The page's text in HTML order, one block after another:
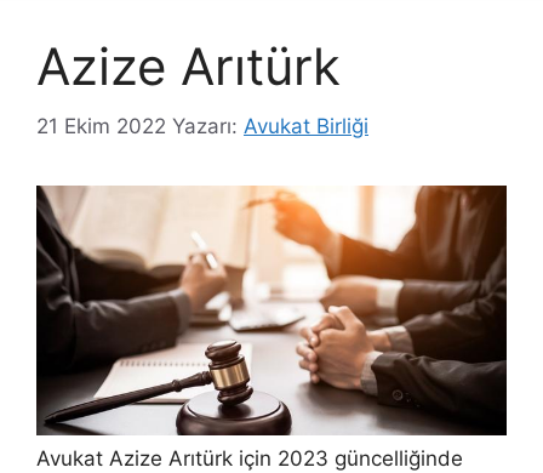
Azize Arıtürk
21 Ekim 2022 Yazarı: Avukat Birliği
Avukat Azize Arıtürk için 2023 güncelliğinde